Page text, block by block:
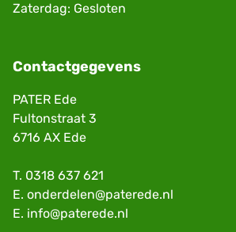
Zaterdag: Gesloten
Contactgegevens
PATER Ede
Fultonstraat 3
6716 AX Ede
T. 0318 637 621
E. onderdelen@paterede.nl
E. info@paterede.nl